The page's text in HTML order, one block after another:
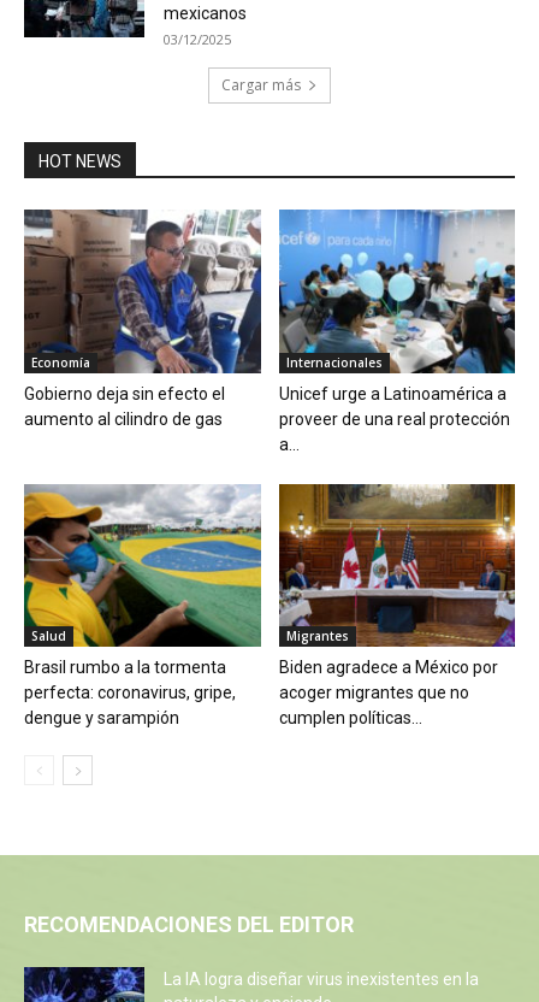
mexicanos
03/12/2025
Cargar más
HOT NEWS
Economía
Gobierno deja sin efecto el
aumento al cilindro de gas
Internacionales
Unicef urge a Latinoamérica a
proveer de una real protección
a...
Salud
Brasil rumbo a la tormenta
perfecta: coronavirus, gripe,
dengue y sarampión
Migrantes
Biden agradece a México por
acoger migrantes que no
cumplen políticas...
RECOMENDACIONES DEL EDITOR
La IA logra diseñar virus inexistentes en la